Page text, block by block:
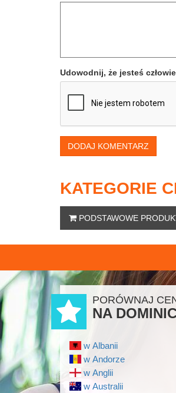
Udowodnij, że jesteś
DODAJ KOMENTARZ
KATEGORIE
PODSTAWOWE
PORÓWNAJ
NA
w Albanii
w Andorze
w Anglii
w Australii